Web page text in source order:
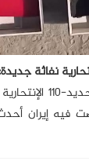
نفاثة جديدة: حديد-
كشفت إيران عن
أستعرضت فيه